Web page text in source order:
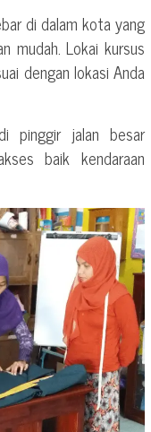
di dalam kota yang
mudah. Lokai kursus
dengan lokasi Anda
pinggir jalan besar
baik kendaraan